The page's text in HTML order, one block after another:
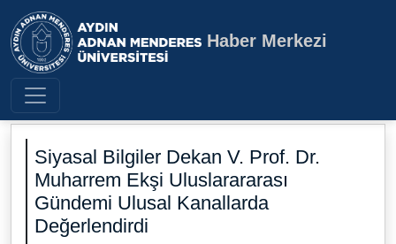
Aydın Adnan Menderes
Haber Merkezi
Siyasal Bilgiler Dekan V. Prof. Dr.
Muharrem Ekşi Uluslarararası
Gündemi Ulusal Kanallarda
Değerlendirdi